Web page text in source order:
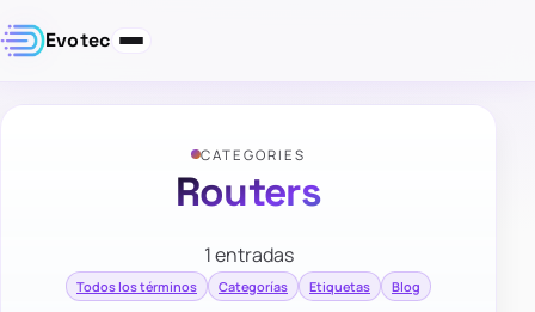
Evotec
CATEGORIES
Routers
1 entradas
Todos los términos Categorías Etiquetas Blog